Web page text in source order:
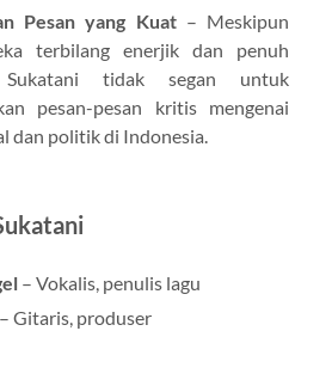
Pesan yang Kuat– Meskipun
terbilang enerjik dan penuh
Sukatani tidak segan untuk
pesan-pesan kritis mengenai
dan politik di Indonesia.
– Vokalis, penulis lagu
Gitaris, produser